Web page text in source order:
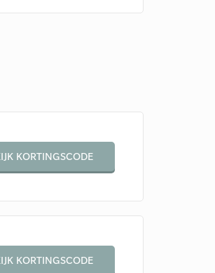
KORTINGSCODE
KORTINGSCODE